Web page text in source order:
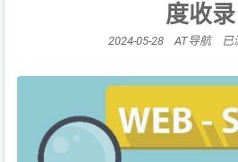
度收录
2024-05-28 AT导航 已